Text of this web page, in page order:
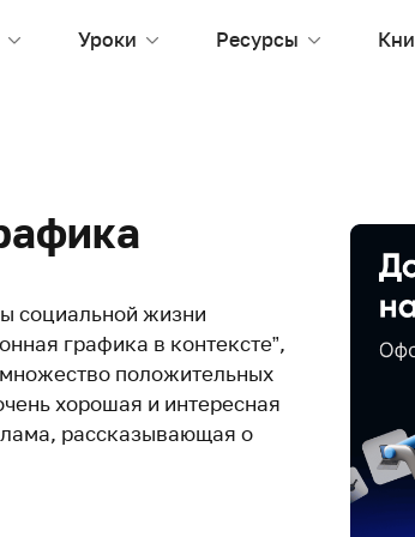
Уроки Ресурсы
социальной жизни
графика в контексте”,
положительных
хорошая и интересная
рассказывающая о